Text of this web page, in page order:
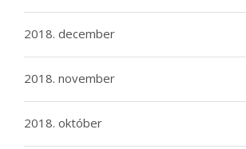
2018. december
2018. november
2018. október